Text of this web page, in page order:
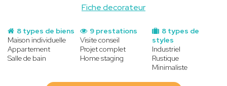
Fiche decorateur
8 types de biens
Maison individuelle
Appartement
Salle de bain
8 types de
styles
Industriel
Rustique
Minimaliste
9 prestations
Visite conseil
Projet complet
Home staging